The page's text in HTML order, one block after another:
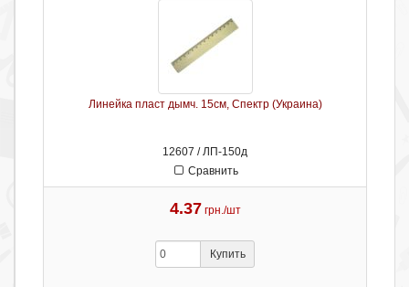
Линейка пласт дымч. 15см, Спектр (Украина)
12607 / ЛП-150д
Сравнить
4.37 грн./шт
Купить